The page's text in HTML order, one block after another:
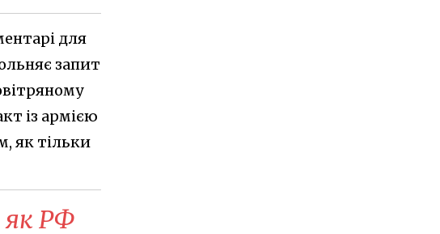
для
запит
із армією
як тільки
як РФ